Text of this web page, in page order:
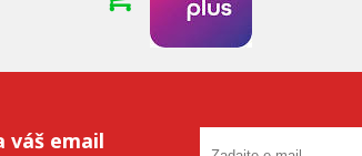
váš email